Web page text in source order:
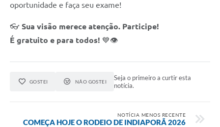
oportunidade e faça seu exame!
👓 Sua visão merece atenção. Participe!
É gratuito e para todos! 💙👁️
GOSTEI NÃO GOSTEI
Seja o primeiro a curtir esta
notícia.
NOTÍCIA MENOS RECENTE
COMEÇA HOJE O RODEIO DE INDIAPORÃ 2026